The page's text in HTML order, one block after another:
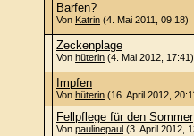
Barfen?
Von Katrin (4. Mai 2011, 09:18)
Zeckenplage
Von hüterin (4. Mai 2012, 17:41)
Impfen
Von hüterin (16. April 2012,
Fellpflege für den Sommer
Von paulinepaul (3. April 2012,